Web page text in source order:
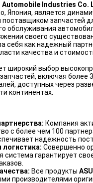
Automobile Industries Co.
Япония, является
запчастей
обслуживания
своего
себя как надежный
качества и
широкий выбор
включая более
доступных через
континентах.
Компания
с более чем 100
надежность
Совершенно
система гарантирует
Все продукты
производителями